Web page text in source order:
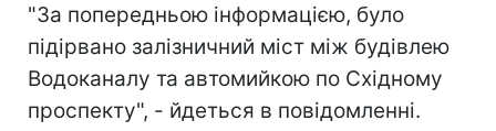
"За попередньою інформацією, було
підірвано залізничний міст між будівлею
Водоканалу та автомийкою по Східному
проспекту", - йдеться в повідомленні.